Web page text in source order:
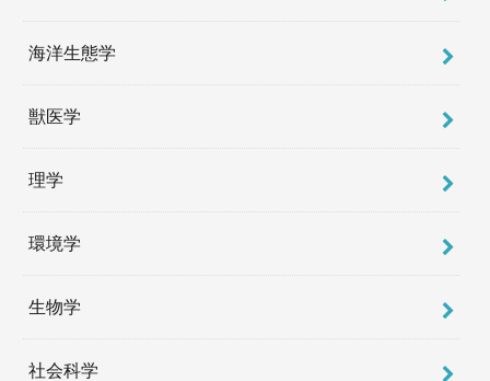
海洋生態学
獣医学
理学
環境学
生物学
社会科学